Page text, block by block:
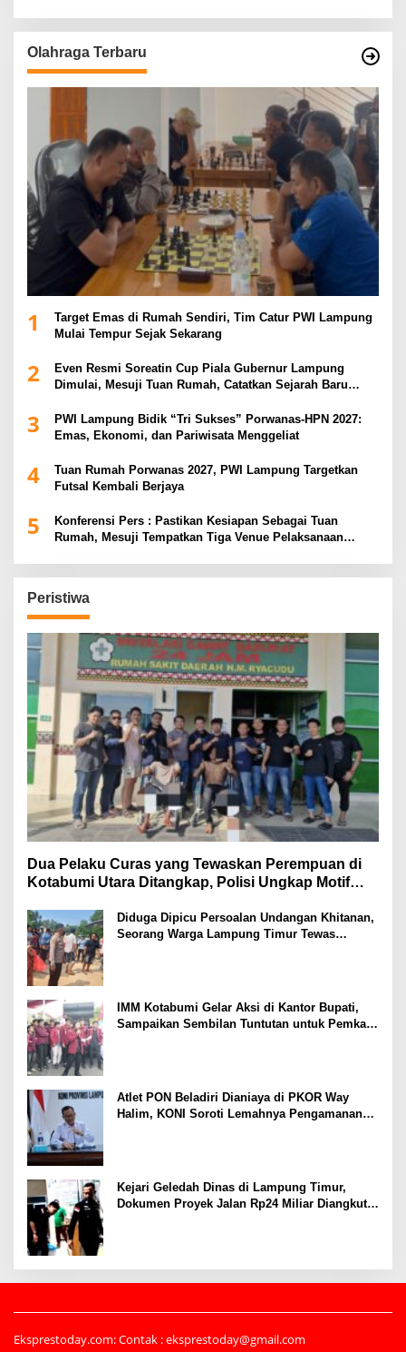
Olahraga Terbaru
1
Target Emas di Rumah Sendiri, Tim Catur PWI Lampung
Mulai Tempur Sejak Sekarang
2
Even Resmi Soreatin Cup Piala Gubernur Lampung
Dimulai, Mesuji Tuan Rumah, Catatkan Sejarah Baru
3
PWI Lampung Bidik “Tri Sukses” Porwanas-HPN 2027:
Emas, Ekonomi, dan Pariwisata Menggeliat
4
Tuan Rumah Porwanas 2027, PWI Lampung Targetkan
Futsal Kembali Berjaya
5
Konferensi Pers : Pastikan Kesiapan Sebagai Tuan
Rumah, Mesuji Tempatkan Tiga Venue Pelaksanaan
Peristiwa
Dua Pelaku Curas yang Tewaskan Perempuan di
Kotabumi Utara Ditangkap, Polisi Ungkap Motif
Diduga Dipicu Persoalan Undangan Khitanan,
Seorang Warga Lampung Timur Tewas
IMM Kotabumi Gelar Aksi di Kantor Bupati,
Sampaikan Sembilan Tuntutan untuk Pemkab
Atlet PON Beladiri Dianiaya di PKOR Way
Halim, KONI Soroti Lemahnya Pengamanan
Kejari Geledah Dinas di Lampung Timur,
Dokumen Proyek Jalan Rp24 Miliar Diangkut
Eksprestoday.com: Contak : eksprestoday@gmail.com